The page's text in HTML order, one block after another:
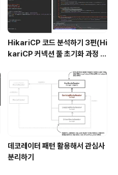
HikariCP 코드 분석하기 3편(Hi
kariCP 커넥션 풀 초기화 과정 디
데코레이터 패턴 활용해서 관심사
분리하기